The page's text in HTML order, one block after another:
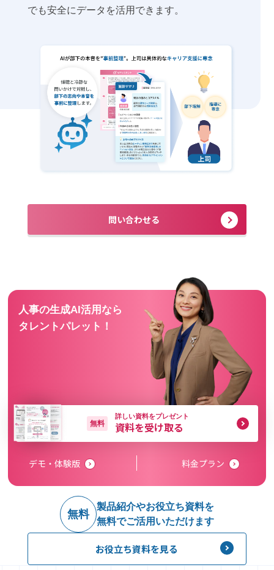
でも安全にデータを活用できます。
問い合わせる
人事の生成AI活用なら
タレントパレット！
無料
詳しい資料をプレゼント
資料を受け取る
デモ・体験版 料金プラン
無料
製品紹介やお役立ち資料を
無料でご活用いただけます
お役立ち資料を見る